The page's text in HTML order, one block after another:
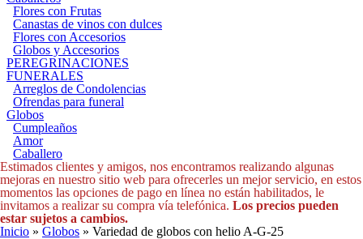
Flores con Frutas
Canastas de vinos con dulces
Flores con Accesorios
Globos y Accesorios
PEREGRINACIONES
FUNERALES
Arreglos de Condolencias
Ofrendas para funeral
Globos
Cumpleaños
Amor
Caballero
Estimados clientes y amigos, nos encontramos realizando algunas
mejoras en nuestro sitio web para ofrecerles un mejor servicio, en estos
momentos las opciones de pago en línea no están habilitados, le
invitamos a realizar su compra vía telefónica. Los precios pueden
estar sujetos a cambios.
Usted está aquí
Inicio » Globos » Variedad de globos con helio A-G-25